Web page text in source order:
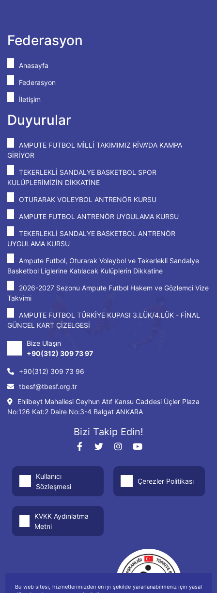
Federasyon
Anasayfa
Federasyon
İletişim
Duyurular
AMPUTE FUTBOL MİLLİ TAKIMIMIZ RİVA'DA KAMPA
GİRİYOR
TEKERLEKLİ SANDALYE BASKETBOL SPOR
KULÜPLERİMİZİN DİKKATİNE
OTURARAK VOLEYBOL ANTRENÖR KURSU
AMPUTE FUTBOL ANTRENÖR UYGULAMA KURSU
TEKERLEKLİ SANDALYE BASKETBOL ANTRENÖR
UYGULAMA KURSU
Ampute Futbol, Oturarak Voleybol ve Tekerlekli Sandalye
Basketbol Liglerine Katılacak Kulüplerin Dikkatine
2026-2027 Sezonu Ampute Futbol Hakem ve Gözlemci Vize
Takvimi
AMPUTE FUTBOL TÜRKİYE KUPASI 3.LÜK/4.LÜK - FİNAL
GÜNCEL KART ÇİZELGESİ
Bize Ulaşın
+90(312) 309 73 97
+90(312) 309 73 96
tbesf@tbesf.org.tr
Ehlibeyt Mahallesi Ceyhun Atıf Kansu Caddesi Üçler Plaza
No:126 Kat:2 Daire No:3-4 Balgat ANKARA
Bizi Takip Edin!
Kullanıcı
Sözleşmesi
Çerezler Politikası
KVKK Aydınlatma
Metni
Bu web sitesi, hizmetlerimizden en iyi şekilde yararlanabilmeniz için yasal